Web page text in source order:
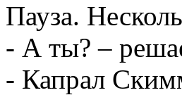
Пауза.
- А ты? –
- Капрал